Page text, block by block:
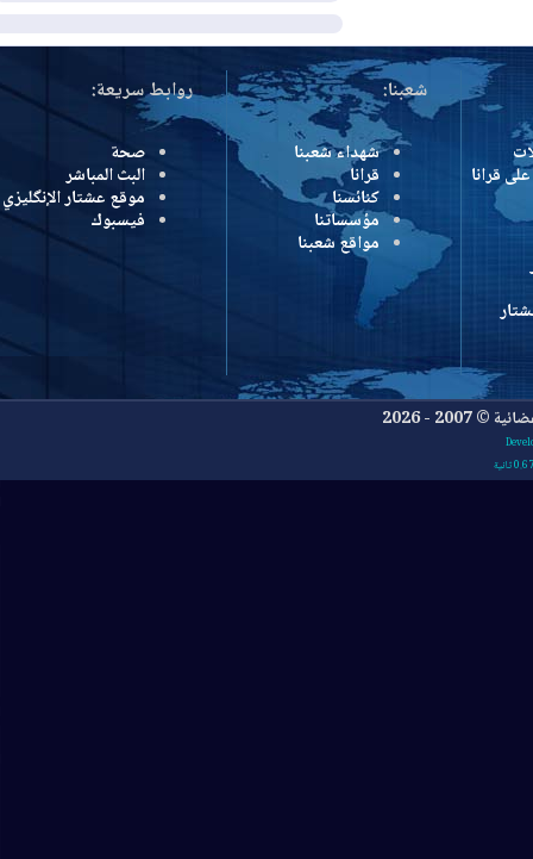
المزيد
شعبنا:
شهداء شعبنا
قرانا
كنائسنا
مؤسساتنا
مواقع شعبنا
روابط سريعة:
صحة
البث المباشر
موقع عشتار الإنگليزي
فيسبوك
2026